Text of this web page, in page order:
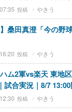
やきう
】桑田真澄「今の野
やきう
ハム2軍vs楽天 東地
試合実況｜8/7
やきう